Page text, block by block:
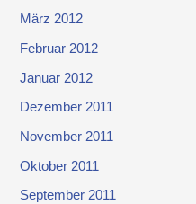
März 2012
Februar 2012
Januar 2012
Dezember 2011
November 2011
Oktober 2011
September 2011